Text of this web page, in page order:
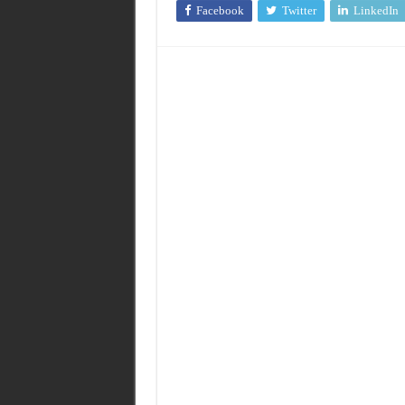
Facebook Twitter LinkedIn